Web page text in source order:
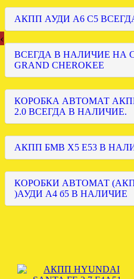
АКПП АУДИ А6 С5
ВСЕГДА В НАЛИЧИЕ НА
GRAND CHEROKEE
КОРОБКА АВТОМАТ АКПП
2.0 ВСЕГДА В НАЛИЧИЕ.
АКПП БМВ Х5 Е53 В
КОРОБКИ АВТОМАТ
)АУДИ А4 б5 В НАЛИЧИЕ
‹